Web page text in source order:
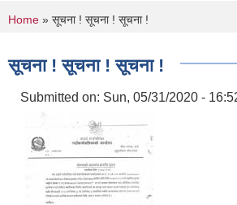
You are here
Home » सूचना ! सूचना ! सूचना !
सूचना ! सूचना ! सूचना !
Submitted on: Sun, 05/31/2020 -